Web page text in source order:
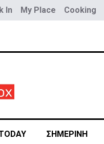
In My Place Cooking
ΣΗΜΕΡΙΝΗ